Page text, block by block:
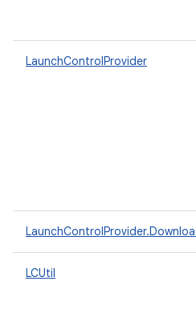
LaunchControlProvider
LCUtil